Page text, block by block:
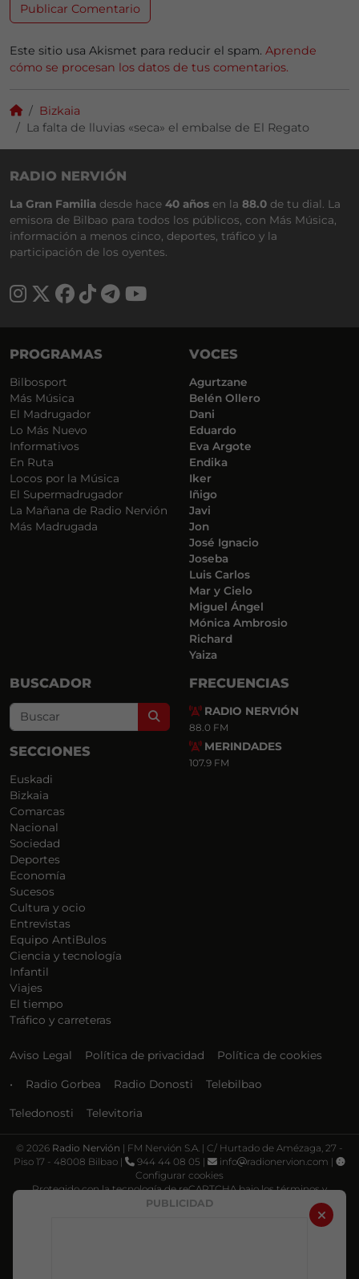
PUBLICIDAD
Este sitio usa Akismet para reducir el spam. Aprende
cómo se procesan los datos de tus comentarios.
Bizkaia
La falta de lluvias «seca» el embalse de El Regato
RADIO NERVIÓN
La Gran Familia desde hace 40 años en la 88.0 de tu dial. La
emisora de Bilbao para todos los públicos, con Más Música,
información a menos cinco, deportes, tráfico y la
participación de los oyentes.
PROGRAMAS
Bilbosport
Más Música
El Madrugador
Lo Más Nuevo
Informativos
En Ruta
Locos por la Música
El Supermadrugador
La Mañana de Radio Nervión
Más Madrugada
VOCES
Agurtzane
Belén Ollero
Dani
Eduardo
Eva Argote
Endika
Iker
Iñigo
Javi
Jon
José Ignacio
Joseba
Luis Carlos
Mar y Cielo
Miguel Ángel
Mónica Ambrosio
Richard
Yaiza
BUSCADOR
Search
SECCIONES
Euskadi
Bizkaia
Comarcas
Nacional
Sociedad
Deportes
Economía
Sucesos
Cultura y ocio
Entrevistas
Equipo AntiBulos
Ciencia y tecnología
Infantil
Viajes
El tiempo
Tráfico y carreteras
FRECUENCIAS
RADIO NERVIÓN
88.0 FM
MERINDADES
107.9 FM
Aviso Legal Política de privacidad Política de cookies
• Radio Gorbea Radio Donosti Telebilbao
Teledonosti Televitoria
© 2026 Radio Nervión | FM Nervión S.A. | C/ Hurtado de Amézaga, 27 -
Piso 17 - 48008 Bilbao |
944 44 08 05 | info
radionervion.com |
Configurar cookies
Protegido con la tecnología de reCAPTCHA bajo los términos y
Política de privacidad Términos de servicio